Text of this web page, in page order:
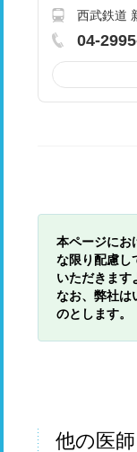
西武鉄道
04-
本ページにお
な限り配慮し
いただきます
なお、弊社は
のとします。
他の医